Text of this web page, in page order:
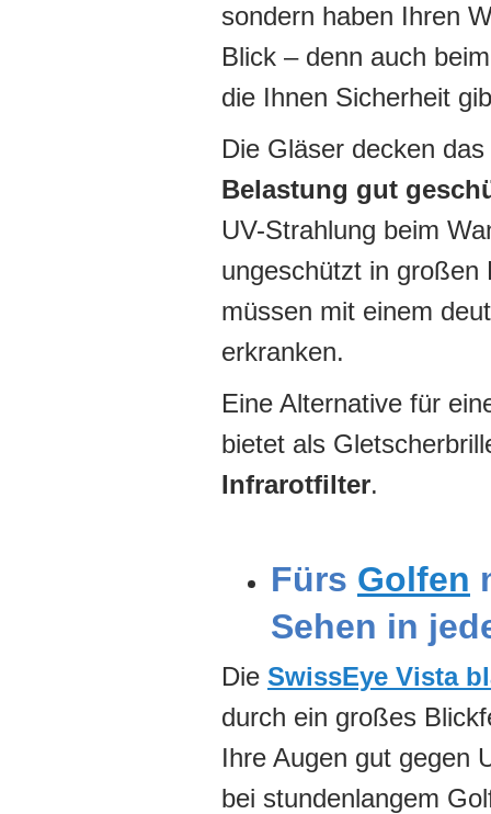
sondern haben Ihren
Blick – denn auch
die Ihnen Sicherheit
Die Gläser decken
Belastung gut
UV-Strahlung beim
ungeschützt in großen
müssen mit einem
erkranken.
Eine Alternative für
bietet als
Infrarotfilter.
Fürs Golfen
Sehen in
Die SwissEye Vista
durch ein großes
Ihre Augen gut gegen
bei stundenlangem